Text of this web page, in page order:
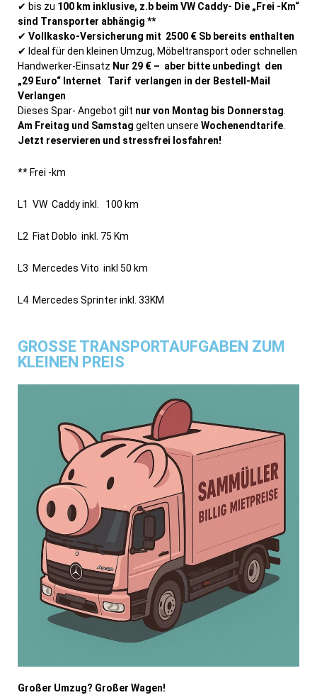
✔ bis zu 100 km inklusive, z.b beim VW Caddy- Die „ Frei -Km“
sind Transporter abhängig **
✔ Vollkasko-Versicherung mit 2500 € Sb bereits enthalten
✔ Ideal für den kleinen Umzug, Möbeltransport oder schnellen
Handwerker-Einsatz Nur 29 € – aber bitte unbedingt den
„29 Euro“ Internet Tarif verlangen in der Bestell-Mail
Verlangen
Dieses Spar- Angebot gilt nur von Montag bis Donnerstag
Am Freitag und Samstag gelten unsere Wochenendtarife
Jetzt reservieren und stressfrei losfahren!
** Frei -km
L1 VW Caddy inkl. 100 km
L2 Fiat Doblo inkl. 75 Km
L3 Mercedes Vito inkl 50 km
L4 Mercedes Sprinter inkl. 33KM
GROSSE TRANSPORTAUFGABEN ZUM
KLEINEN PREIS
Großer Umzug? Großer Wagen!